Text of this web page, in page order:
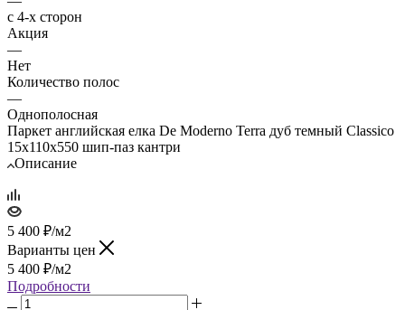
с 4-х сторон
Акция
—
Нет
Количество полос
—
Однополосная
Паркет английская елка De Moderno Terra дуб темный Classico
15х110х550 шип-паз кантри
Описание
5 400 ₽/м2
Варианты цен
5 400 ₽/м2
Подробности